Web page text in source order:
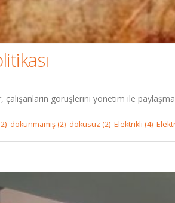
çalışanların görüşlerini yönetim ile
dokunmamış (2) dokusuz (2) Elektrikli (4)